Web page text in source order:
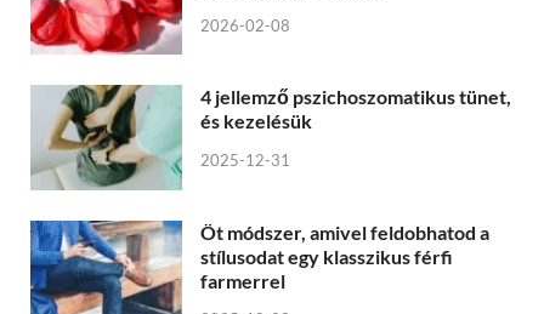
2026-02-08
4 jellemző pszichoszomatikus tünet,
és kezelésük
2025-12-31
Öt módszer, amivel feldobhatod a
stílusodat egy klasszikus férfi
farmerrel